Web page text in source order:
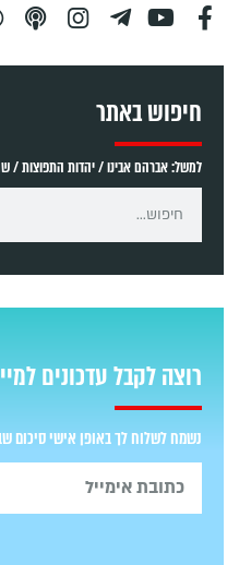
חיפוש באתר
למשל: אברהם אבינו / יהדות התפוצות
רוצה לקבל עדכונים
נשמח לשלוח לך באופן אישי סיכום